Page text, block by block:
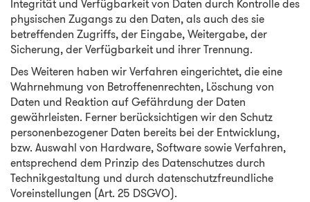
Integrität und Verfügbarkeit von Daten durch Kontrolle des
physischen Zugangs zu den Daten, als auch des sie
betreffenden Zugriffs, der Eingabe, Weitergabe, der
Sicherung, der Verfügbarkeit und ihrer Trennung.
Des Weiteren haben wir Verfahren eingerichtet, die eine
Wahrnehmung von Betroffenenrechten, Löschung von
Daten und Reaktion auf Gefährdung der Daten
gewährleisten. Ferner berücksichtigen wir den Schutz
personenbezogener Daten bereits bei der Entwicklung,
bzw. Auswahl von Hardware, Software sowie Verfahren,
entsprechend dem Prinzip des Datenschutzes durch
Technikgestaltung und durch datenschutzfreundliche
Voreinstellungen (Art. 25 DSGVO).